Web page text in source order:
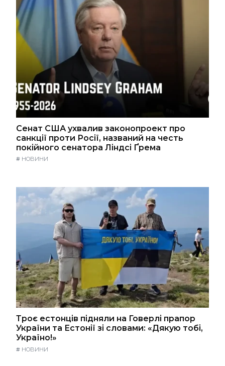
Сенат США ухвалив законопроект про
санкції проти Росії, названий на честь
покійного сенатора Ліндсі Ґрема
# НОВИНИ
Троє естонців підняли на Говерлі прапор
України та Естонії зі словами: «Дякую тобі,
Україно!»
# НОВИНИ